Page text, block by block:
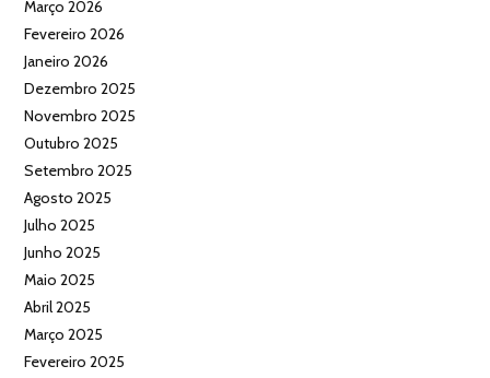
Março 2026
Fevereiro 2026
Janeiro 2026
Dezembro 2025
Novembro 2025
Outubro 2025
Setembro 2025
Agosto 2025
Julho 2025
Junho 2025
Maio 2025
Abril 2025
Março 2025
Fevereiro 2025